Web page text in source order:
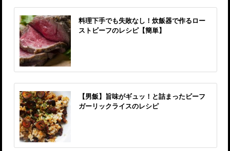
料理下手でも失敗なし！炊飯器で作るロー
ストビーフのレシピ【簡単】
【男飯】旨味がギュッ！と詰まったビーフ
ガーリックライスのレシピ